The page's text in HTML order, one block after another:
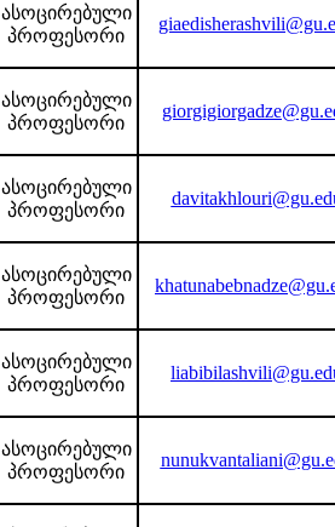
ასოცირებული
პროფესორი
ასოცირებული
პროფესორი
ასოცირებული
პროფესორი
ასოცირებული
პროფესორი
ასოცირებული
პროფესორი
ასოცირებული
პროფესორი